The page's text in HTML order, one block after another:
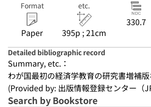
Format
Paper
etc.
395p ; 21cm
330.7
Detailed bibliographic record
Summary, etc.：
わが国最初の経済学教育の研究書増補版
(Provided by: 出版情報登録センター（
Search by Bookstore